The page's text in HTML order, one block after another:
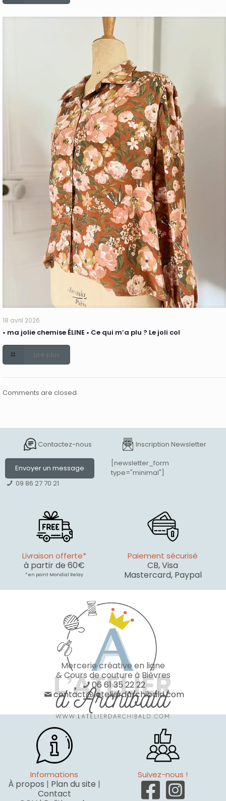
18 avril 2026
• ma jolie chemise ÉLINE • Ce qui m’a plu ? Le joli col
Lire plus
Comments are closed.
Contactez-nous
Envoyer un message
09 86 27 70 21
Inscription Newsletter
[newsletter_form
type="minimal"]
Livraison offerte*
à partir de 60€
* en point Mondial Relay
Paiement sécurisé
CB, Visa
Mastercard, Paypal
Mercerie créative en ligne
& Cours de couture à Bièvres
06 61 35 22 22
contact@latelierdarchibald.com
Informations
À propos | Plan du site |
Contact
Suivez-nous !